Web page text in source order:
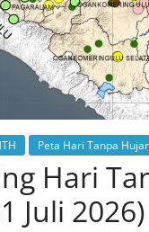
Peta Hari Tanpa
Hari
Juli 2026)